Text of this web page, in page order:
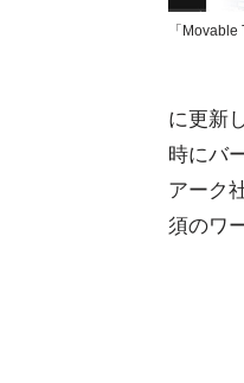
「Movable
に更新
時にバ
アーク
須のワ